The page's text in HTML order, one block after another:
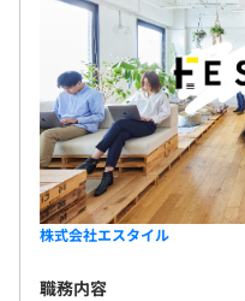
株式会社エスタイル
職務内容